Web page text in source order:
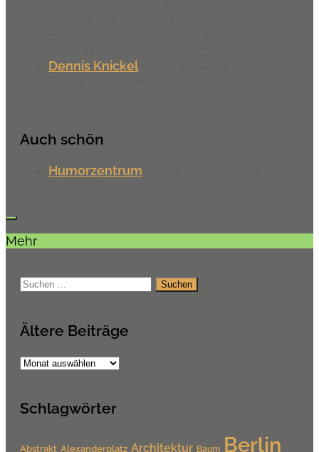
Dennis KnickelAutor, Musiker,
Auch schön
Humorzentrum
Mehr
Suchen
Ältere Beiträge
Ältere
Schlagwörter
Abstrakt Alexanderplatz Architektur Baum Berlin